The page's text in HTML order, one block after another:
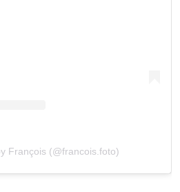
François (@francois.foto)